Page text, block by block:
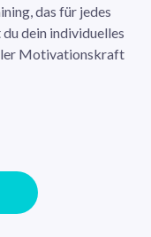
das für jedes
dein individuelles
Motivationskraft